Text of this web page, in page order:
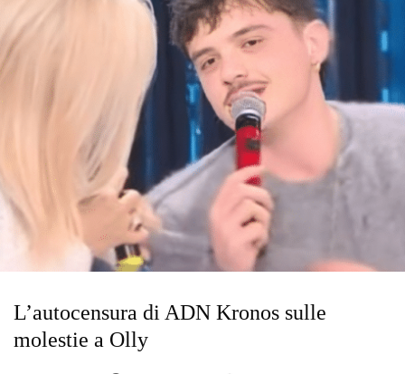
L’autocensura di ADN Kronos sulle
molestie a Olly